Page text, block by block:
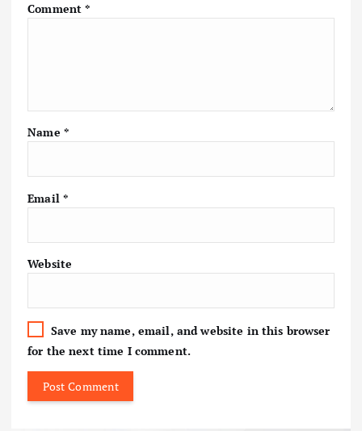
Comment*
Name *
Email *
Website
Save my name, email, and website in this browser
for the next time I comment.